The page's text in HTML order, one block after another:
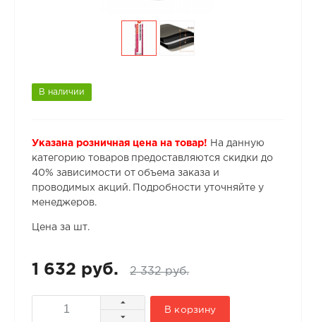
В наличии
Указана розничная цена на товар! На данную
категорию товаров предоставляются скидки до
40% зависимости от объема заказа и
проводимых акций. Подробности уточняйте у
менеджеров.
Цена за шт.
1 632 руб. 2 332 руб.
В корзину